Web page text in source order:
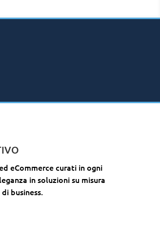
eCommerce curati in ogni
in soluzioni su misura
business.